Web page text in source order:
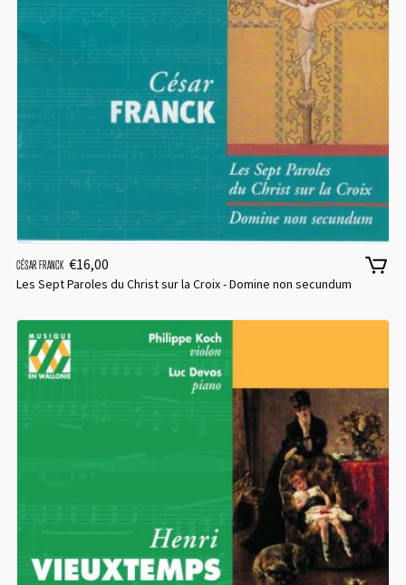
LOGIN
Username or email address*
Remember me
CÉSAR FRANCK €16,00
Les Sept Paroles du Christ sur la Croix - Domine non secundum